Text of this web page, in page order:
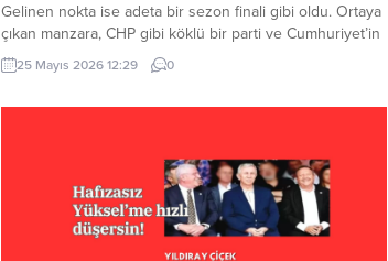
Gelinen nokta ise adeta bir sezon finali gibi oldu. Ortaya
çıkan manzara, CHP gibi köklü bir parti ve Cumhuriyet’in
kuruluş misyonunu omuzlarında taşıyan bir hareket
adına gerçekten vahim bir durumdur. Dün
25 Mayıs 2026 12:29 0